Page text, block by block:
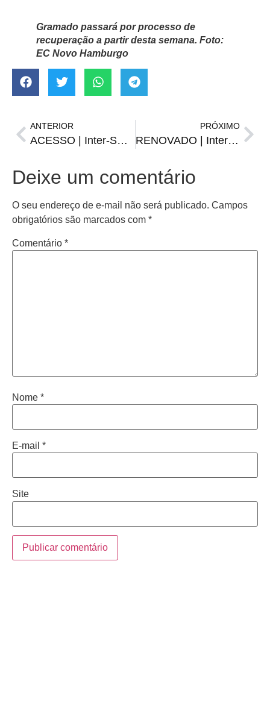
Gramado passará por processo de
recuperação a partir desta semana. Foto:
EC Novo Hamburgo
ANTERIOR
ACESSO | Inter-SM apresenta Ben-Hur Pereira como técnico
PRÓXIMO
RENOVADO | Inter amplia vínculo com Matheus Dias
Deixe um comentário
O seu endereço de e-mail não será publicado. Campos
obrigatórios são marcados com *
Comentário *
Nome *
E-mail *
Site